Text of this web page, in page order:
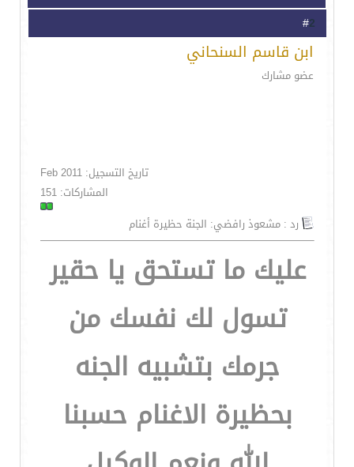
2
ابن قاسم السنحاني
عضو مشارك
تاريخ التسجيل: Feb 2011
المشاركات: 151
رد : مشعوذ رافضي: الجنة حظيرة أغنام
عليك ما تستحق يا حقير
تسول لك نفسك من
جرمك بتشبيه الجنه
بحظيرة الاغنام حسبنا